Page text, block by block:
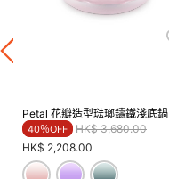
Petal 花瓣造型琺瑯鑄鐵淺底鍋
40％OFF Price reduced from
HK$ 3,680.00to
HK$ 2,208.00